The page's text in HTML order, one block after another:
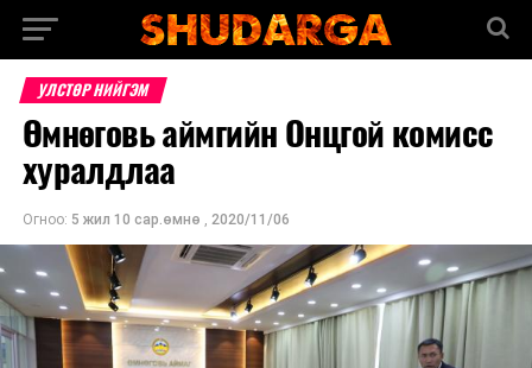
УЛСТӨР НИЙГЭМ
Өмнөговь аймгийн Онцгой комисс
хуралдлаа
Огноо: 5 жил 10 сар.өмнө , 2020/11/06